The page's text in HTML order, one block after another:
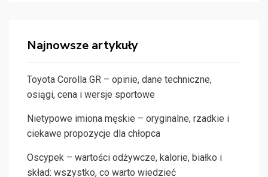
Najnowsze artykuły
Toyota Corolla GR – opinie, dane techniczne,
osiągi, cena i wersje sportowe
Nietypowe imiona męskie – oryginalne, rzadkie i
ciekawe propozycje dla chłopca
Oscypek – wartości odżywcze, kalorie, białko i
skład: wszystko, co warto wiedzieć